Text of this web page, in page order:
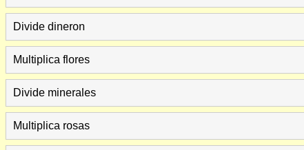
Divide dineron
Multiplica flores
Divide minerales
Multiplica rosas